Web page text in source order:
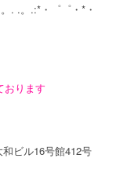
. .。.:*・゜゜・*・
おります
和ビル16号館412号